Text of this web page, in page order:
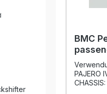
den
gegen
Dadurch
BMC
Bj.
PAJERO